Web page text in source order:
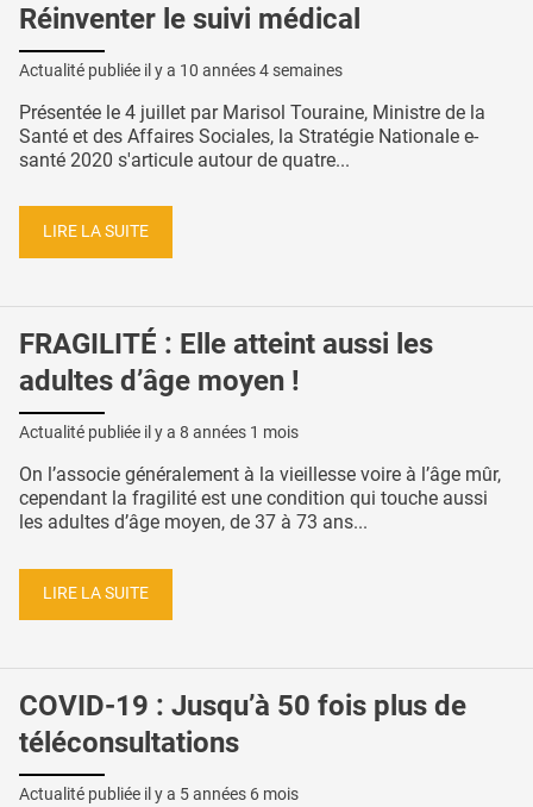
Réinventer le suivi médical
Actualité publiée il y a 10 années 4 semaines
Présentée le 4 juillet par Marisol Touraine, Ministre de la
Santé et des Affaires Sociales, la Stratégie Nationale e-
santé 2020 s'articule autour de quatre...
LIRE LA SUITE
FRAGILITÉ : Elle atteint aussi les
adultes d’âge moyen !
Actualité publiée il y a 8 années 1 mois
On l’associe généralement à la vieillesse voire à l’âge mûr,
cependant la fragilité est une condition qui touche aussi
les adultes d’âge moyen, de 37 à 73 ans...
LIRE LA SUITE
COVID-19 : Jusqu’à 50 fois plus de
téléconsultations
Actualité publiée il y a 5 années 6 mois